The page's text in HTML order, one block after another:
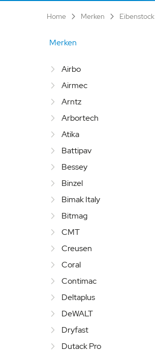
Home Merken Eibenstock
Merken
Airbo
Airmec
Arntz
Arbortech
Atika
Battipav
Bessey
Binzel
Bimak Italy
Bitmag
CMT
Creusen
Coral
Contimac
Deltaplus
DeWALT
Dryfast
Dutack Pro